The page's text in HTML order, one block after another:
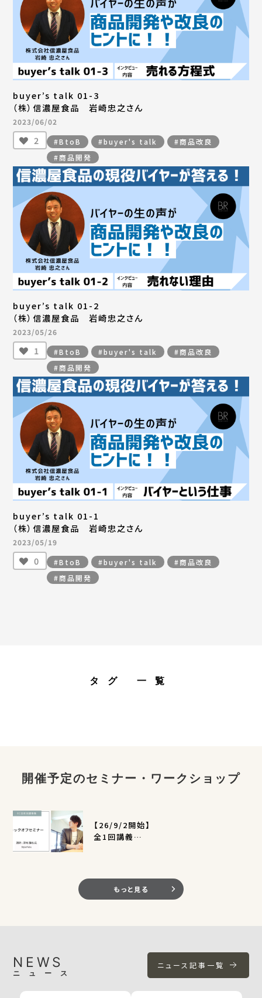
buyer’s talk 01-3
（株）信濃屋食品 岩崎忠之さん
2023/06/02
2 #BtoB #buyer's talk
#商品改良
#商品開発
buyer’s talk 01-2
（株）信濃屋食品 岩崎忠之さん
2023/05/26
1 #BtoB #buyer's talk
#商品改良
#商品開発
buyer’s talk 01-1
（株）信濃屋食品 岩崎忠之さん
2023/05/19
0 #BtoB #buyer's talk
#商品改良
#商品開発
タグ 一覧
開催予定のセミナー・ワークショップ
【26/9/2開始】
全1回講義
もっと見る
NEWS
ニュース
ニュース記事一覧